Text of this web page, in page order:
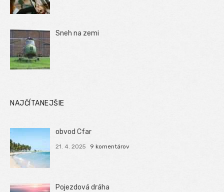
Sneh na zemi
NAJČÍTANEJŠIE
obvod Cfar
21. 4. 2025 9 komentárov
Pojezdová dráha